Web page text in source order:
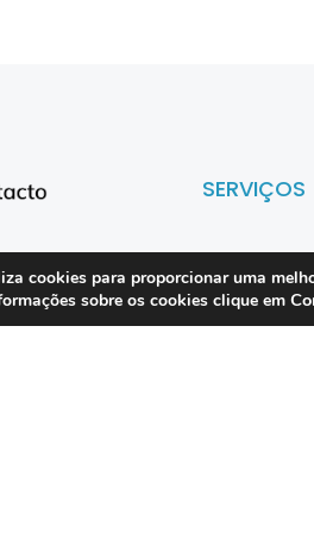
centers, call
em
SERVIÇOS
Auditoria
cookies para proporcionar uma
sobre os cookies clique em